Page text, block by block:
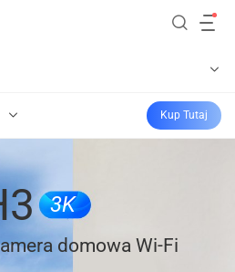
Kup Tutaj
3K
domowa Wi-Fi